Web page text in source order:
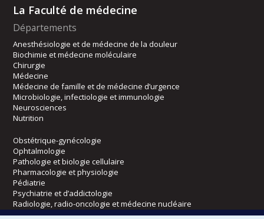
La Faculté de médecine
Départements
Anesthésiologie et de médecine de la douleur
Biochimie et médecine moléculaire
Chirurgie
Médecine
Médecine de famille et de médecine d’urgence
Microbiologie, infectiologie et immunologie
Neurosciences
Nutrition
Obstétrique-gynécologie
Ophtalmologie
Pathologie et biologie cellulaire
Pharmacologie et physiologie
Pédiatrie
Psychiatrie et d’addictologie
Radiologie, radio-oncologie et médecine nucléaire